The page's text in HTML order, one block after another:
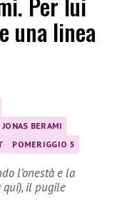
una linea
JONAS BERAMI
POMERIGGIO 5
l’onestà e la
qui), il pugile